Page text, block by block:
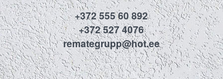
+372 555 60 892
+372 527 4076
remategrupp@hot.ee